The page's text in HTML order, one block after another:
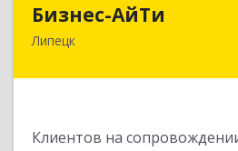
Бизнес-АйТи
Липецк
Клиентов на
398008, Липецкая обл,